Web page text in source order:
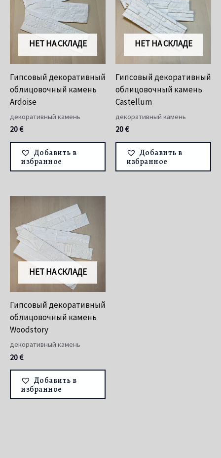
НЕТ НА СКЛАДЕ
Гипсовый декоративный
облицовочный камень
Ardoise
декоративный камень
20€
Добавить в
избранное
НЕТ НА СКЛАДЕ
Гипсовый декоративный
облицовочный камень
Castellum
декоративный камень
20€
Добавить в
избранное
НЕТ НА СКЛАДЕ
Гипсовый декоративный
облицовочный камень
Woodstory
декоративный камень
20€
Добавить в
избранное